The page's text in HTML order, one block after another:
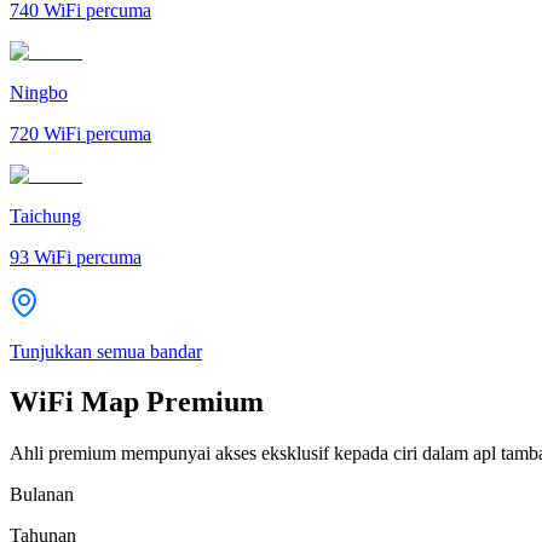
740 WiFi percuma
Ningbo
720 WiFi percuma
Taichung
93 WiFi percuma
Tunjukkan semua bandar
WiFi Map Premium
Ahli premium mempunyai akses eksklusif kepada ciri dalam apl
Bulanan
Tahunan